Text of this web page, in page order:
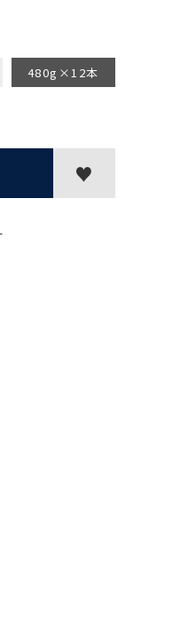
480g×12本